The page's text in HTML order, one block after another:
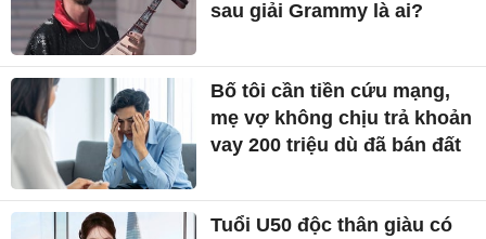
sau giải Grammy là ai?
Bố tôi cần tiền cứu mạng,
mẹ vợ không chịu trả khoản
vay 200 triệu dù đã bán đất
Tuổi U50 độc thân giàu có